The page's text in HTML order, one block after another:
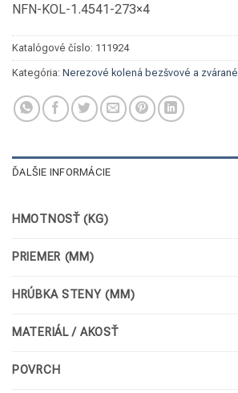
NFN-KOL-1.4541-273×4
Katalógové číslo: 111924
Kategória: Nerezové kolená bezšvové a zvárané
ĎALŠIE INFORMÁCIE
HMOTNOSŤ (KG)
PRIEMER (MM)
HRÚBKA STENY (MM)
MATERIÁL / AKOSŤ
POVRCH